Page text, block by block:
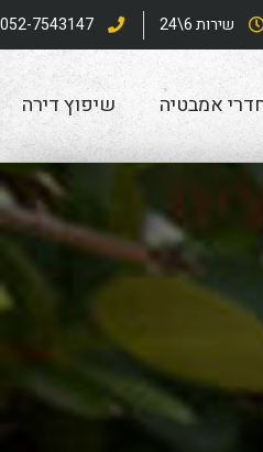
שירות 6\24 052-7543147
אמבטיה שיפוץ דירה